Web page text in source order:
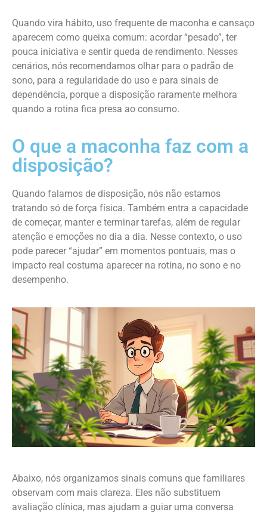
Quando vira hábito, uso frequente de maconha e cansaço
aparecem como queixa comum: acordar “pesado”, ter
pouca iniciativa e sentir queda de rendimento. Nesses
cenários, nós recomendamos olhar para o padrão de
sono, para a regularidade do uso e para sinais de
dependência, porque a disposição raramente melhora
quando a rotina fica presa ao consumo.
O que a maconha faz com a
disposição?
Quando falamos de disposição, nós não estamos
tratando só de força física. Também entra a capacidade
de começar, manter e terminar tarefas, além de regular
atenção e emoções no dia a dia. Nesse contexto, o uso
pode parecer “ajudar” em momentos pontuais, mas o
impacto real costuma aparecer na rotina, no sono e no
desempenho.
Abaixo, nós organizamos sinais comuns que familiares
observam com mais clareza. Eles não substituem
avaliação clínica, mas ajudam a guiar uma conversa